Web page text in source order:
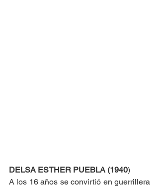
DELSA ESTHER PUEBLA (1940)
A los 16 años se convirtió en guerrillera